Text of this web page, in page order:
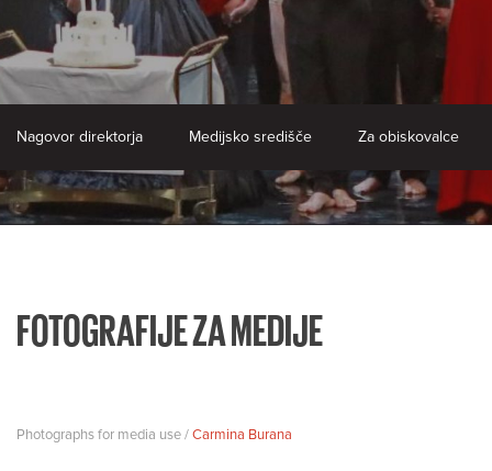
Nagovor direktorja Medijsko središče Za obiskovalce
FOTOGRAFIJE ZA MEDIJE
Photographs for media use /Carmina Burana